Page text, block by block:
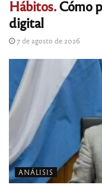
Hábitos.Cómo
digital
7 de agosto de 2026
ANÁLISIS